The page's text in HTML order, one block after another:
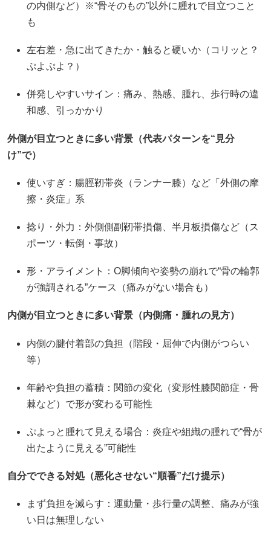
の内側など）※“骨そのもの”以外に腫れで目立つこと
も
左右差・急に出てきたか・触ると硬いか（コリッと？
ぷよぷよ？）
併発しやすいサイン：痛み、熱感、腫れ、歩行時の違
和感、引っかかり
外側が目立つときに多い背景（代表パターンを“見分
け”で）
使いすぎ：腸脛靭帯炎（ランナー膝）など「外側の摩
擦・炎症」系
捻り・外力：外側側副靭帯損傷、半月板損傷など（ス
ポーツ・転倒・事故）
形・アライメント：O脚傾向や姿勢の崩れで“骨の輪郭
が強調される”ケース（痛みがない場合も）
内側が目立つときに多い背景（内側痛・腫れの見方）
内側の腱付着部の負担（階段・屈伸で内側がつらい
等）
年齢や負担の蓄積：関節の変化（変形性膝関節症・骨
棘など）で形が変わる可能性
ぷよっと腫れて見える場合：炎症や組織の腫れで“骨が
出たように見える”可能性
自分でできる対処（悪化させない“順番”だけ提示）
まず負担を減らす：運動量・歩行量の調整、痛みが強
い日は無理しない